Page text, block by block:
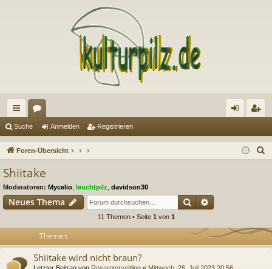
ch
ne
riff
en m ist
Suche Anmelden Registrieren
Foren-Übersicht
Shiitake
Moderatoren: Mycelio leuchtpilz davidson30
Neues Thema Suche
11 Themen • Seite 1 von 1
Themen
Shiitake wird nicht braun?